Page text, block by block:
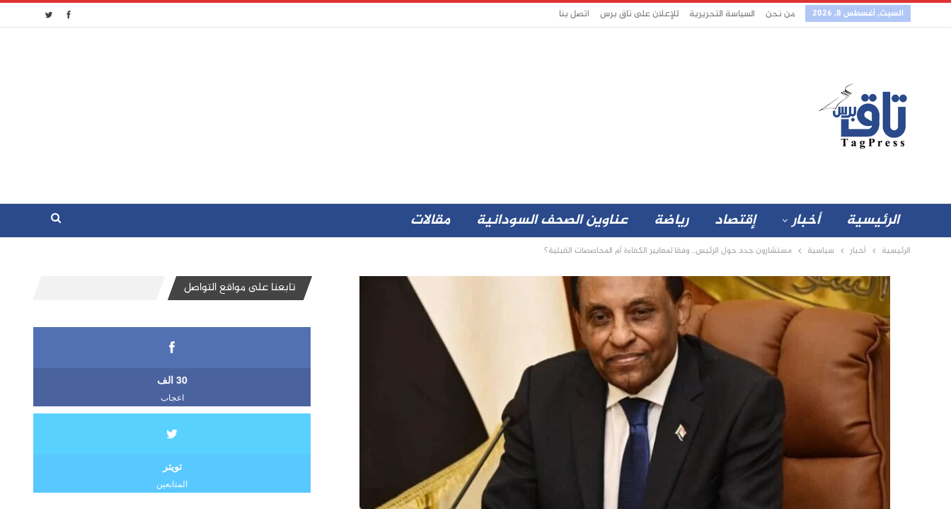
السبت, أغسطس 8, 2026 من نحن السياسة التحريرية للإعلان على تاق برس اتصل بنا
الرئيسية أخبار إقتصاد رياضة عناوين الصحف السودانية مقالات
الرئيسية أخبار سياسية مستشارون جدد حول الرئيس.. وفقا لمعايير الكفاءة أم المحاصصات القبلية؟
تابعنا على مواقع التواصل
30 الف
اعجاب
تويتر
المتابعين